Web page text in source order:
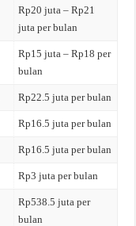
Rp20 juta – Rp21
juta per bulan
Rp15 juta – Rp18 per
bulan
Rp22.5 juta per bulan
Rp16.5 juta per bulan
Rp16.5 juta per bulan
Rp3 juta per bulan
Rp538.5 juta per
bulan